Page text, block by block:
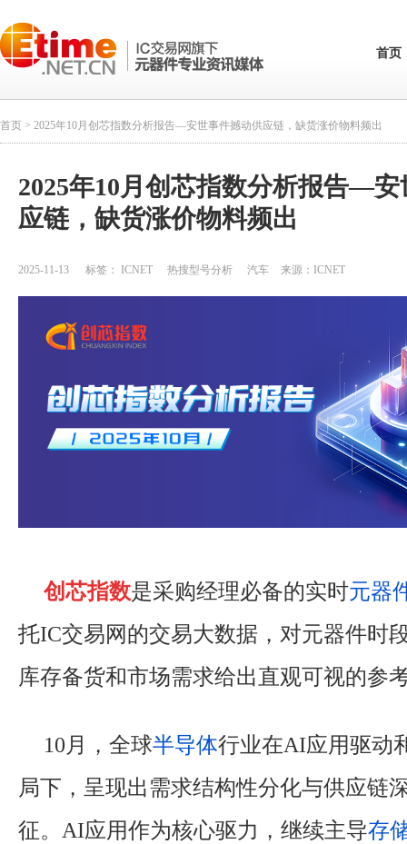
首页
首页 > 2025年10月创芯指数分析报告—安世事件撼动供应链，缺货涨价物料频出
2025年10月创芯指数分析报告—
应链，缺货涨价物料频出
2025-11-13 标签： ICNET 热搜型号分析 汽车 来源： ICNET
创芯指数是采购经理必备的实时元器
托IC交易网的交易大数据，对元器件时
库存备货和市场需求给出直观可视的参
10月，全球半导体行业在AI应用驱动
局下，呈现出需求结构性分化与供应链
征。AI应用作为核心驱力，继续主导存